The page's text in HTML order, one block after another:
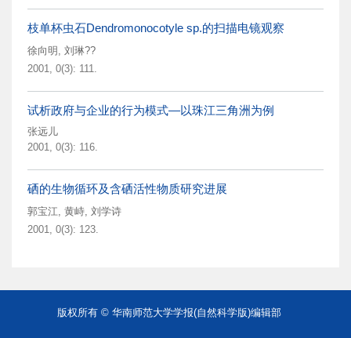
枝单杯虫石Dendromonocotyle sp.的扫描电镜观察
徐向明 , 刘琳??
2001, 0(3): 111.
试析政府与企业的行为模式—以珠江三角洲为例
张远儿
2001, 0(3): 116.
硒的生物循环及含硒活性物质研究进展
郭宝江, 黄峙, 刘学诗
2001, 0(3): 123.
版权所有 © 华南师范大学学报(自然科学版)编辑部